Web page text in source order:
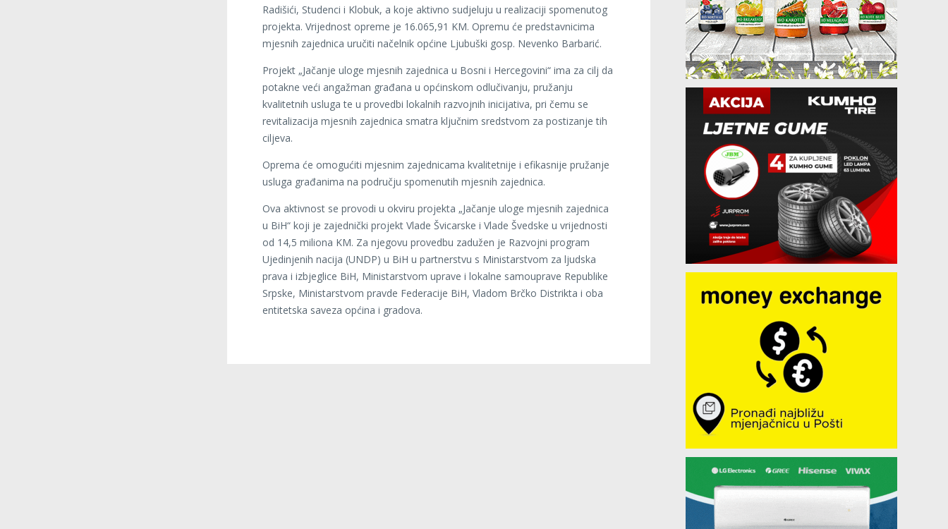
Radišići, Studenci i Klobuk, a koje aktivno sudjeluju u realizaciji spomenutog
projekta. Vrijednost opreme je 16.065,91 KM. Opremu će predstavnicima
mjesnih zajednica uručiti načelnik općine Ljubuški gosp. Nevenko Barbarić.
Projekt „Jačanje uloge mjesnih zajednica u Bosni i Hercegovini“ ima za cilj da
potakne veći angažman građana u općinskom odlučivanju, pružanju
kvalitetnih usluga te u provedbi lokalnih razvojnih inicijativa, pri čemu se
revitalizacija mjesnih zajednica smatra ključnim sredstvom za postizanje tih
ciljeva.
Oprema će omogućiti mjesnim zajednicama kvalitetnije i efikasnije pružanje
usluga građanima na području spomenutih mjesnih zajednica.
Ova aktivnost se provodi u okviru projekta „Jačanje uloge mjesnih zajednica
u BiH“ koji je zajednički projekt Vlade Švicarske i Vlade Švedske u vrijednosti
od 14,5 miliona KM. Za njegovu provedbu zadužen je Razvojni program
Ujedinjenih nacija (UNDP) u BiH u partnerstvu s Ministarstvom za ljudska
prava i izbjeglice BiH, Ministarstvom uprave i lokalne samouprave Republike
Srpske, Ministarstvom pravde Federacije BiH, Vladom Brčko Distrikta i oba
entitetska saveza općina i gradova.